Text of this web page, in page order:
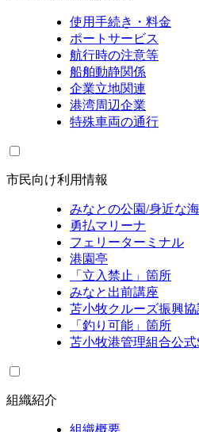
使用手続き・料金
ポートサービス
航行時の注意等
船舶動静関係
企業立地関連
港湾周辺企業
特殊車両の通行
市民向け利用情報
みなとの公園/身近な
勇払マリーナ
フェリーターミナル
港園亭
「立入禁止」箇所
みなと出前講座
苫小牧クルーズ振興協
「釣り可能」箇所
苫小牧港管理組合公式
組織紹介
組織概要